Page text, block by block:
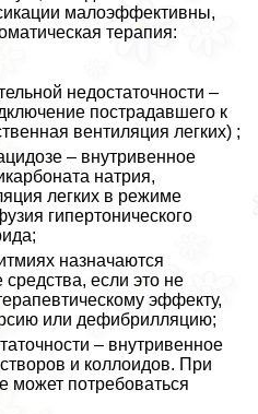
малоэффективны,
терапия:
недостаточности –
пострадавшего к
вентиляция легких) ;
– внутривенное
натрия,
легких в режиме
гипертонического
назначаются
если это не
эффекту,
или дефибрилляцию;
– внутривенное
и коллоидов. При
может потребоваться